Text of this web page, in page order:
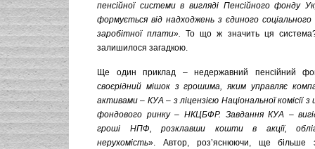
пенсійної системи в вигляді Пенсійного фонду
формується від надходжень з єдиного
заробітної плати».То що ж значить ця
залишилося загадкою.
Ще один приклад – недержавний пенсійний
своєрідний мішок з грошима, яким управляє
активами– КУА– з ліцензією Національної комісії
фондового ринку– НКЦБФР. Завдання КУА –
гроші НПФ, розклавши кошти в акції,
нерухомість». Автор, роз’яснюючи, ще більше